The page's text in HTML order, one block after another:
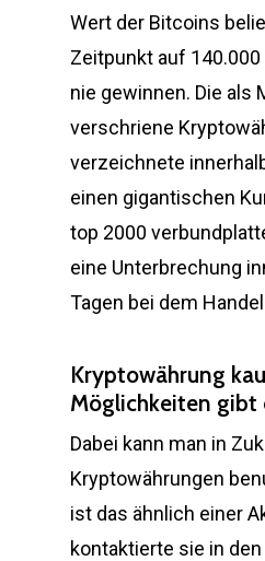
Wert der Bitcoins
Zeitpunkt auf 140.000
nie gewinnen. Die als
verschriene
verzeichnete
einen gigantischen
top 2000
eine Unterbrechung
Tagen bei dem
Kryptowährung
Möglichkeiten gibt
Dabei kann man in
Kryptowährungen
ist das ähnlich einer
kontaktierte sie in